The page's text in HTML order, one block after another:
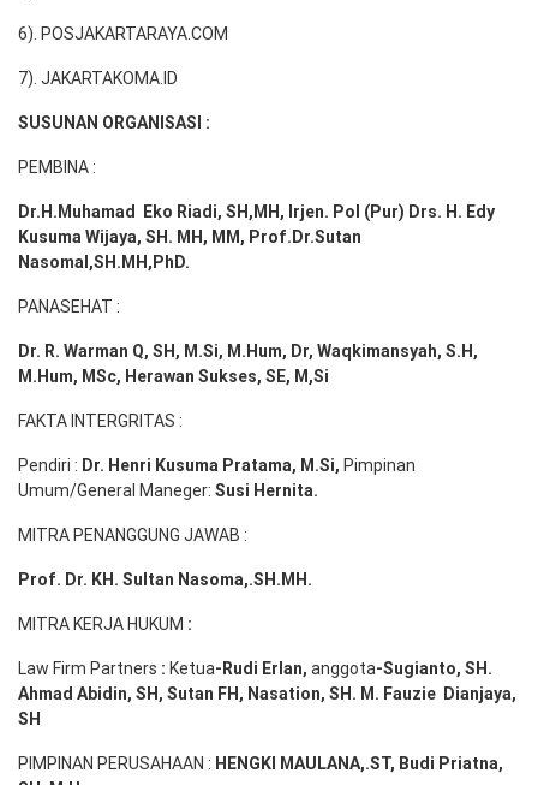
6). POSJAKARTARAYA.COM
7). JAKARTAKOMA.ID
SUSUNAN ORGANISASI :
PEMBINA :
Dr.H.Muhamad Eko Riadi, SH,MH, Irjen. Pol (Pur) Drs. H. Edy
Kusuma Wijaya, SH. MH, MM, Prof.Dr.Sutan
Nasomal,SH.MH,PhD.
PANASEHAT :
Dr. R. Warman Q, SH, M.Si, M.Hum, Dr, Waqkimansyah, S.H,
M.Hum, MSc, Herawan Sukses, SE, M,Si
FAKTA INTERGRITAS :
Pendiri : Dr. Henri Kusuma Pratama, M.Si, Pimpinan
Umum/General Maneger: Susi Hernita.
MITRA PENANGGUNG JAWAB :
Prof. Dr. KH. Sultan Nasoma,.SH.MH.
MITRA KERJA HUKUM :
Law Firm Partners : Ketua-Rudi Erlan, anggota-Sugianto, SH.
Ahmad Abidin, SH, Sutan FH, Nasation, SH. M. Fauzie Dianjaya,
SH
PIMPINAN PERUSAHAAN : HENGKI MAULANA,.ST, Budi Priatna,